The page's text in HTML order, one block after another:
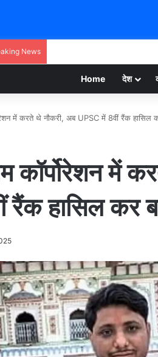
News
Home देश
में करते थे नौकरी, अब UPSC में 8वीं रैंक हासिल
कॉर्पोरेशन में
रैंक हासिल कर